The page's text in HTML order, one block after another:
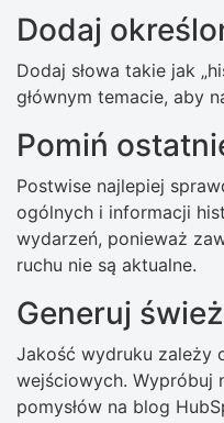
Dodaj
Dodaj słowa takie jak
głównym temacie, aby
Pomiń
Postwise najlepiej
ogólnych i informacji
wydarzeń, ponieważ
ruchu nie są aktualne.
Generuj
Jakość wydruku zależy
wejściowych. Wypróbuj
pomysłów na blog